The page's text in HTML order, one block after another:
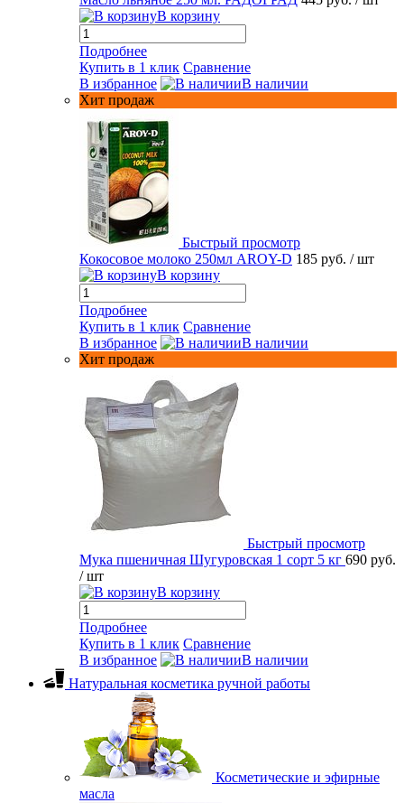
В корзину
Подробнее
Купить в 1 клик Сравнение
В избранное
В наличии
Хит продаж
Быстрый просмотр
Кокосовое молоко 250мл AROY-D 185 руб. / шт
В корзину
Подробнее
Купить в 1 клик Сравнение
В избранное
В наличии
Хит продаж
Быстрый просмотр
Мука пшеничная Шугуровская 1 сорт 5 кг 690 руб.
/ шт
В корзину
Подробнее
Купить в 1 клик Сравнение
В избранное
В наличии
Натуральная косметика ручной работы
Косметические и эфирные
масла